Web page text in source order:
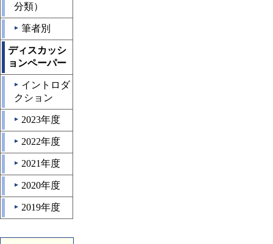
分類）
▲ 筆者別
ディスカッシ
ョンペーパー
▲ イントロダ
クション
▲ 2023年度
▲ 2022年度
▲ 2021年度
▲ 2020年度
▲ 2019年度